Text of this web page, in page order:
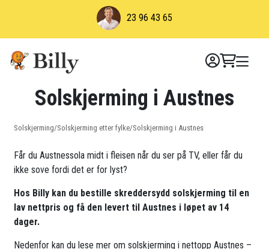
23 96 43 65
Solskjerming i Austnes
Solskjerming/Solskjerming etter fylke/Solskjerming i Austnes
Får du Austnessola midt i fleisen når du ser på TV, eller får du
ikke sove fordi det er for lyst?
Hos Billy kan du bestille skreddersydd solskjerming til en
lav nettpris og få den levert til Austnes i løpet av 14
dager.
Nedenfor kan du lese mer om solskjerming i nettopp Austnes –